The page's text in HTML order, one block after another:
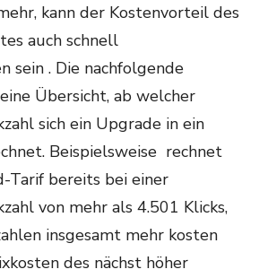
kann der Kostenvorteil des
auch schnell
sein . Die nachfolgende
Übersicht, ab welcher
sich ein Upgrade in ein
Beispielsweise rechnet
Tarif bereits bei einer
von mehr als 4.501 Klicks,
insgesamt mehr kosten
des nächst höher